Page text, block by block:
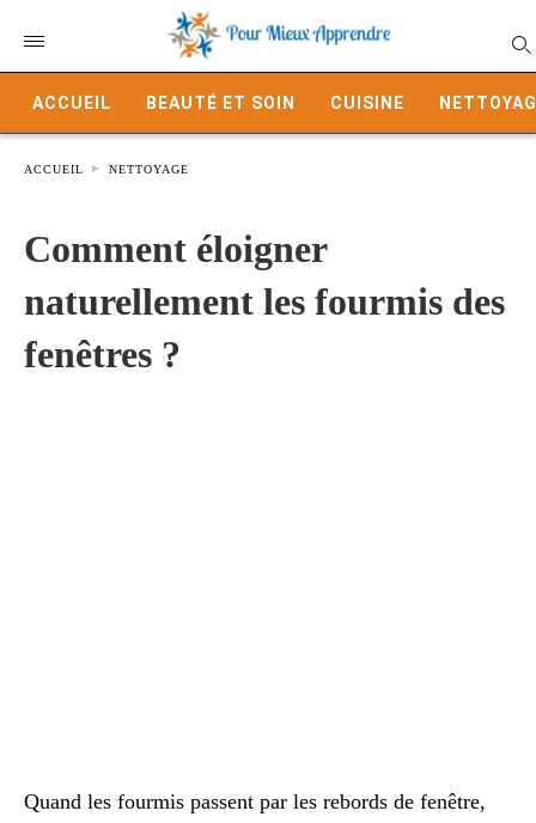
ACCUEIL BEAUTÉ ET SOIN CUISINE
ACCUEIL NETTOYAGE
Comment éloigner
naturellement les fourmis des
fenêtres ?
Quand les fourmis passent par les rebords de fenêtre,